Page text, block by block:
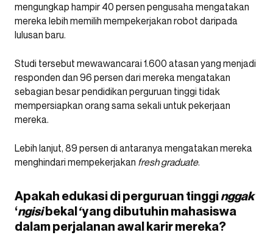
mengungkap hampir 40 persen pengusaha mengatakan
mereka lebih memilih mempekerjakan robot daripada
lulusan baru.
Studi tersebut mewawancarai 1.600 atasan yang menjadi
responden dan 96 persen dari mereka mengatakan
sebagian besar pendidikan perguruan tinggi tidak
mempersiapkan orang sama sekali untuk pekerjaan
mereka.
Lebih lanjut, 89 persen di antaranya mengatakan mereka
menghindari mempekerjakan fresh graduate.
Apakah edukasi di perguruan tingginggak
‘ngisibekal‘yang dibutuhin mahasiswa
dalam perjalanan awal karir mereka?